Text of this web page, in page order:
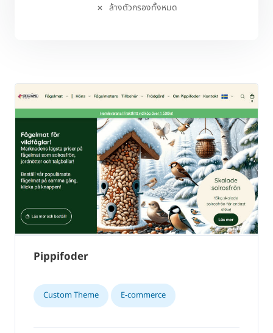
ล้างตัวกรองทั้งหมด
Pippifoder
Custom Theme E-commerce